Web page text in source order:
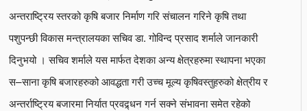
अन्तराष्ट्रिय स्तरको कृषि बजार निर्माण गरि संचालन गरिने कृषि तथा
पशुपन्छी विकास मन्त्रालयका सचिव डा. गोविन्द प्रसाद शर्माले जानकारी
दिनुभयो । सचिव शर्माले यस मार्फत देशका अन्य क्षेत्रहरुमा स्थापना भएका
स–साना कृषि बजारहरुको आवद्धता गरी उच्च मूल्य कृषिवस्तुहरुको क्षेत्रीय र
अन्तर्राष्ट्रिय बजारमा निर्यात प्रवद्र्धन गर्न सक्ने संभावना समेत रहेको